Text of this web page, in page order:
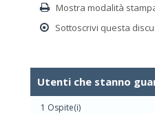
Mostra modalità
Sottoscrivi questa
Utenti che stanno
1 Ospite(i)